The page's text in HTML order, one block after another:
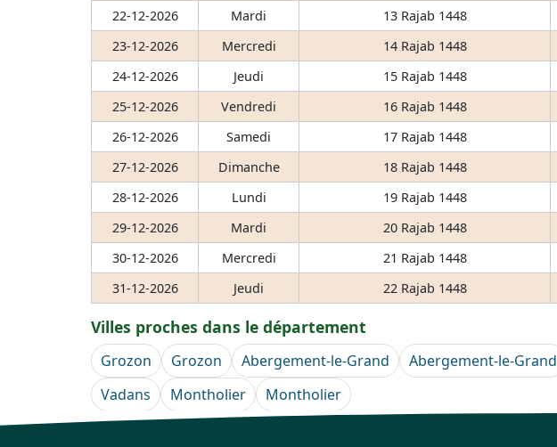
22-12-2026
Mardi 13 Rajab 1448
23-12-2026
Mercredi 14 Rajab 1448
24-12-2026
Jeudi 15 Rajab 1448
25-12-2026
Vendredi 16 Rajab 1448
26-12-2026
Samedi 17 Rajab 1448
27-12-2026
Dimanche 18 Rajab 1448
28-12-2026
Lundi 19 Rajab 1448
29-12-2026
Mardi 20 Rajab 1448
30-12-2026
Mercredi 21 Rajab 1448
31-12-2026
Jeudi 22 Rajab 1448
Villes proches dans le département
Grozon Grozon Abergement-le-Grand Abergement-le-Grand
Vadans
Montholier Montholier